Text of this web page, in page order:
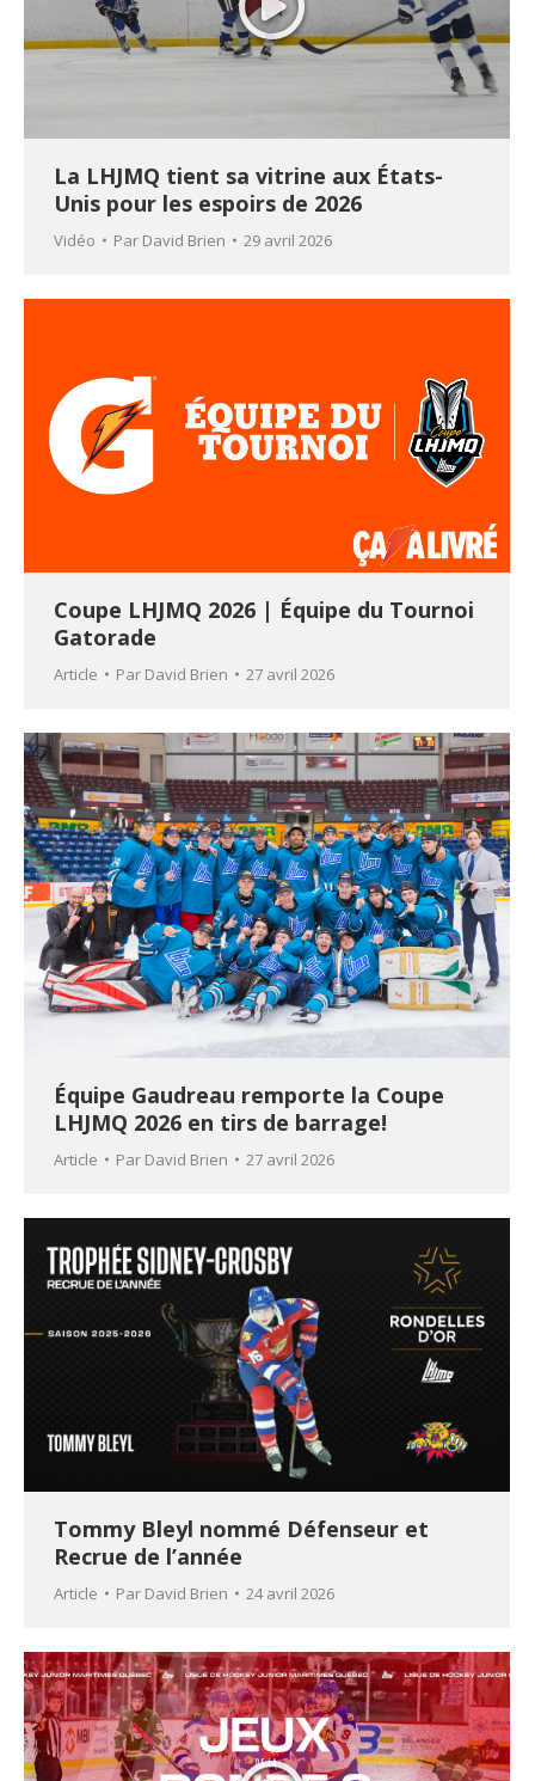
La LHJMQ tient sa vitrine aux États-
Unis pour les espoirs de 2026
Vidéo Par David Brien 29 avril 2026
Coupe LHJMQ 2026 | Équipe du Tournoi
Gatorade
Article Par David Brien 27 avril 2026
Équipe Gaudreau remporte la Coupe
LHJMQ 2026 en tirs de barrage!
Article Par David Brien 27 avril 2026
Tommy Bleyl nommé Défenseur et
Recrue de l’année
Article Par David Brien 24 avril 2026